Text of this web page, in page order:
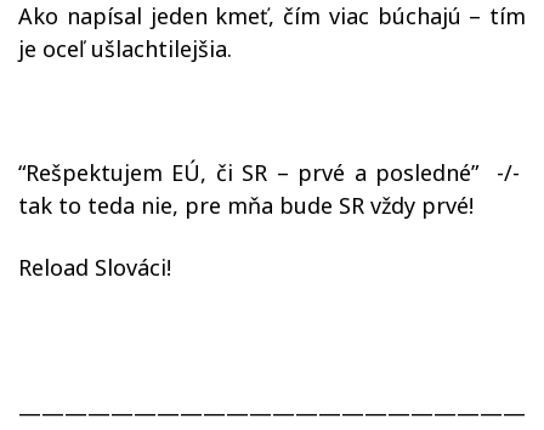
Ako napísal jeden kmeť, čím viac búchajú – tím
je oceľ ušlachtilejšia.
“Rešpektujem EÚ, či SR – prvé a posledné” -/-
tak to teda nie, pre mňa bude SR vždy prvé!
Reload Slováci!
——————————————————————